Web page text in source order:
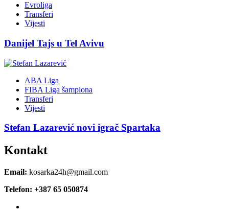
Evroliga
Transferi
Vijesti
Danijel Tajs u Tel Avivu
ABA Liga
FIBA Liga šampiona
Transferi
Vijesti
Stefan Lazarević novi igrač Spartaka
Kontakt
Email: kosarka24h@gmail.com
Telefon: +387 65 050874